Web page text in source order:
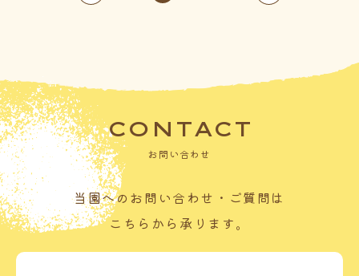
CONTACT
お問い合わせ
当園へのお問い合わせ・ご質問は
こちらから承ります。